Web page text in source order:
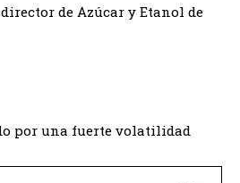
de Azúcar y Etanol de
por una fuerte volatilidad